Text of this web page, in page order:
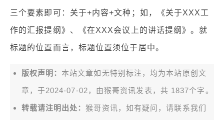
三个要素即可：关于+内容+文种；如，《关于XXX工
作的汇报提纲》、《在XXX会议上的讲话提纲》。就
标题的位置而言，标题位置须位于居中。
版权声明： 本站文章如无特别标注，均为本站原创文
章，于2024-07-02，由猴哥资讯 发表，共 1837个字。
转载请注明出处：猴哥资讯，如有疑问，请联系我们